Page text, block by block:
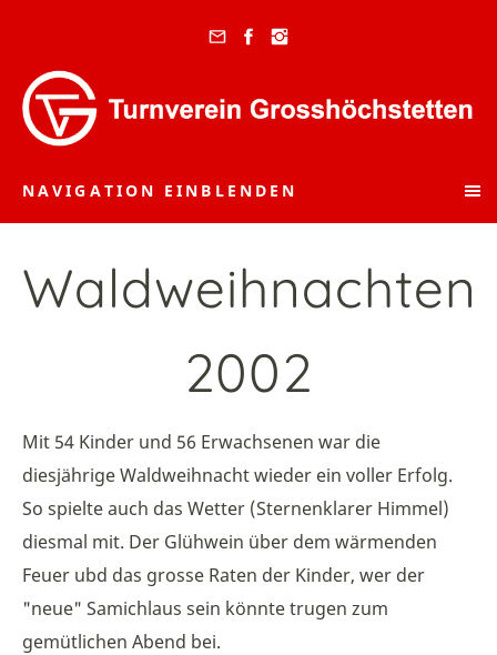
NAVIGATION EINBLENDEN
Waldweihnachten
2002
Mit 54 Kinder und 56 Erwachsenen war die
diesjährige Waldweihnacht wieder ein voller Erfolg.
So spielte auch das Wetter (Sternenklarer Himmel)
diesmal mit. Der Glühwein über dem wärmenden
Feuer ubd das grosse Raten der Kinder, wer der
"neue" Samichlaus sein könnte trugen zum
gemütlichen Abend bei.